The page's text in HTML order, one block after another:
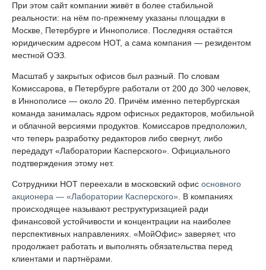
При этом сайт компании живёт в более стабильной
реальности: на нём по-прежнему указаны площадки в
Москве, Петербурге и Иннополисе. Последняя остаётся
юридическим адресом НОТ, а сама компания — резидентом
местной ОЭЗ.
Масштаб у закрытых офисов был разный. По словам
Комиссарова, в Петербурге работали от 200 до 300 человек,
в Иннополисе — около 20. Причём именно петербургская
команда занималась ядром офисных редакторов, мобильной
и облачной версиями продуктов. Комиссаров предположил,
что теперь разработку редакторов либо свернут, либо
передадут «Лаборатории Касперского». Официального
подтверждения этому нет.
Сотрудники НОТ переехали в московский офис основного
акционера — «Лаборатории Касперского» . В компаниях
происходящее называют реструктуризацией ради
финансовой устойчивости и концентрации на наиболее
перспективных направлениях. «МойОфис» заверяет, что
продолжает работать и выполнять обязательства перед
клиентами и партнёрами.